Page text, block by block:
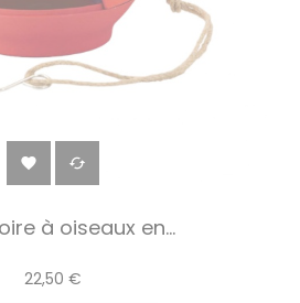
 
à oiseaux en...
22,50 €